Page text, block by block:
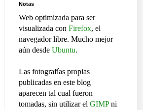
Notas
Web optimizada para ser
visualizada con Firefox, el
navegador libre. Mucho mejor
aún desde Ubuntu.
Las fotografías propias
publicadas en este blog
aparecen tal cual fueron
tomadas, sin utilizar el GIMPni